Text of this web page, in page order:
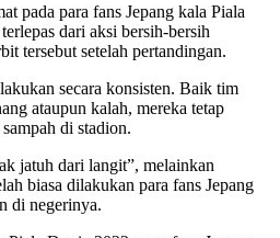
pada para fans Jepang kala Piala
dari aksi bersih-bersih
tersebut setelah pertandingan.
secara konsisten. Baik tim
ataupun kalah, mereka tetap
di stadion.
jatuh dari langit”, melainkan
biasa dilakukan para fans Jepang
di negerinya.